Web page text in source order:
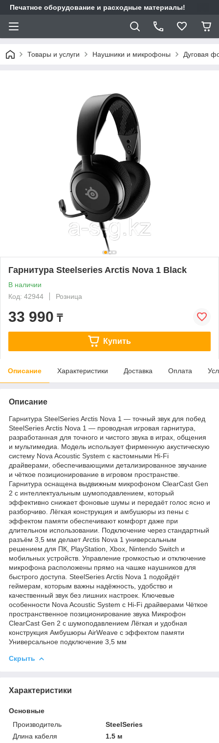
Печатное оборудование и расходные материалы!
Товары и услуги Наушники и микрофоны Дуговая
Гарнитура Steelseries Arctis Nova 1 Black
В наличии
Код: 42944
Розница
33 990 ₸
Купить
Описание Характеристики Доставка Оплата
Описание
Гарнитура SteelSeries Arctis Nova 1 — точный звук для побед
SteelSeries Arctis Nova 1 — проводная игровая гарнитура,
разработанная для точного и чистого звука в играх, общения
и мультимедиа. Модель использует фирменную акустическую
систему Nova Acoustic System с кастомными Hi-Fi
драйверами, обеспечивающими детализированное звучание
и чёткое позиционирование в игровом пространстве.
Гарнитура оснащена выдвижным микрофоном ClearCast Gen
2 с интеллектуальным шумоподавлением, который
эффективно снижает фоновые шумы и передаёт голос ясно и
разборчиво. Лёгкая конструкция и амбушюры из пены с
эффектом памяти обеспечивают комфорт даже при
длительном использовании. Подключение через стандартный
разъём 3,5 мм делает Arctis Nova 1 универсальным
решением для ПК, PlayStation, Xbox, Nintendo Switch и
мобильных устройств. Управление громкостью и отключение
микрофона расположены прямо на чашке наушников для
быстрого доступа. SteelSeries Arctis Nova 1 подойдёт
геймерам, которым важны надёжность, удобство и
качественный звук без лишних настроек. Ключевые
особенности Nova Acoustic System с Hi-Fi драйверами Чёткое
пространственное позиционирование звука Микрофон
ClearCast Gen 2 с шумоподавлением Лёгкая и удобная
конструкция Амбушюры AirWeave с эффектом памяти
Универсальное подключение 3,5 мм
Скрыть
Характеристики
Основные
Производитель
SteelSeries
Длина кабеля
1.5 м